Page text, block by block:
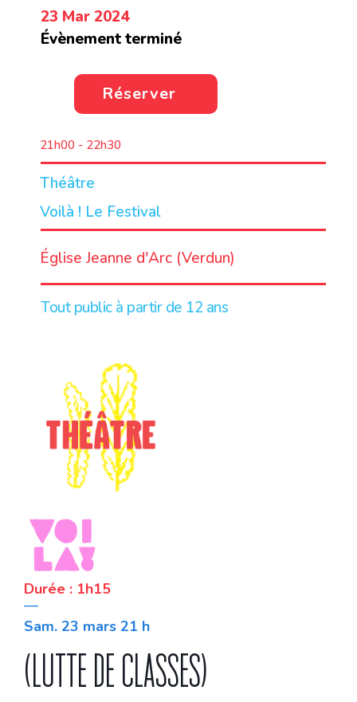
23 Mar 2024
Évènement terminé
Réserver
21h00 - 22h30
Théâtre
Voilà ! Le Festival
LIEU
Église Jeanne d'Arc (Verdun)
Tout public à partir de 12 ans
Durée : 1h15
—
Sam. 23 mars 21 h
(LUTTE DE CLASSES)